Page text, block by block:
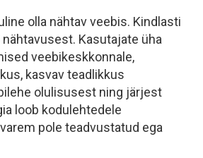
olla nähtav veebis. Kindlasti
nähtavusest. Kasutajate üha
veebikeskkonnale,
kasvav teadlikkus
olulisusest ning järjest
loob kodulehtedele
pole teadvustatud ega